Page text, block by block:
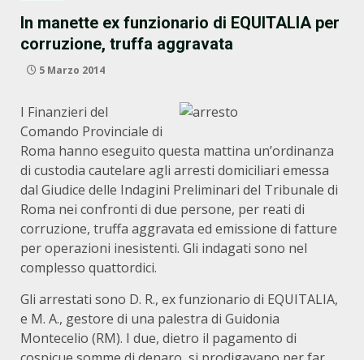
In manette ex funzionario di EQUITALIA per
corruzione, truffa aggravata
5 Marzo 2014
I Finanzieri del
Comando Provinciale di
Roma hanno eseguito questa mattina un’ordinanza
di custodia cautelare agli arresti domiciliari emessa
dal Giudice delle Indagini Preliminari del Tribunale di
Roma nei confronti di due persone, per reati di
corruzione, truffa aggravata ed emissione di fatture
per operazioni inesistenti. Gli indagati sono nel
complesso quattordici.
Gli arrestati sono D. R., ex funzionario di EQUITALIA,
e M. A., gestore di una palestra di Guidonia
Montecelio (RM). I due, dietro il pagamento di